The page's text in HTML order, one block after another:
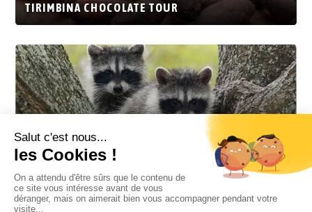
TIRIMBINA CHOCOLATE TOUR
PALMITO TOUR